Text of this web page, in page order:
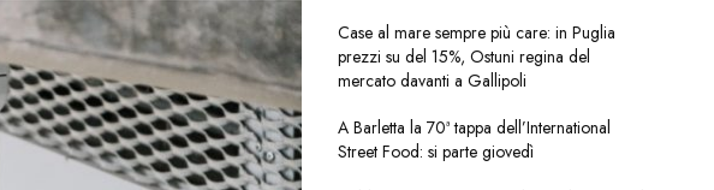
Case al mare sempre più care: in Puglia
prezzi su del 15%, Ostuni regina del
mercato davanti a Gallipoli
A Barletta la 70ª tappa dell’International
Street Food: si parte giovedì